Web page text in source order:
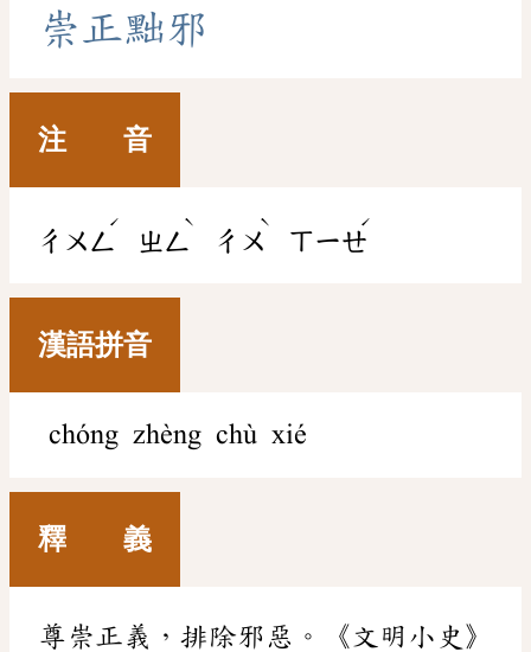
崇 正黜邪
注 音
ㄔㄨㄥ
ˊ
ㄓㄥ
ˋ
ㄔㄨ
ˋ
ㄒㄧㄝ
ˊ
漢語拼音
chóng zhèng chù xié
釋 義
尊崇正義，排除邪惡。《文明小史》